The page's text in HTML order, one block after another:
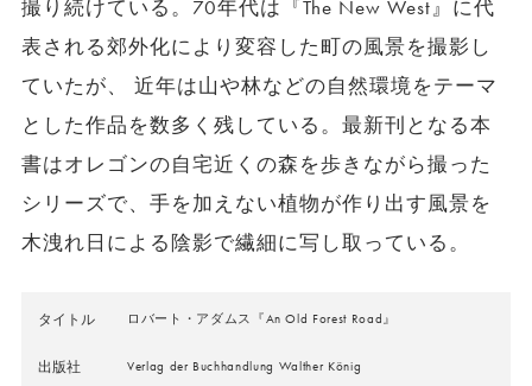
撮り続けている。70年代は『The New West』に代
表される郊外化により変容した町の風景を撮影し
ていたが、 近年は山や林などの自然環境をテーマ
とした作品を数多く残している。最新刊となる本
書はオレゴンの自宅近くの森を歩きながら撮った
シリーズで、手を加えない植物が作り出す風景を
木洩れ日による陰影で繊細に写し取っている。
タイトル ロバート・アダムス『An Old Forest Road』
出版社 Verlag der Buchhandlung Walther König